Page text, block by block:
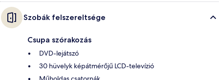
Szobák felszereltsége
Csupa szórakozás
DVD-lejátszó
30 hüvelyk képátmérőjű LCD-televízió